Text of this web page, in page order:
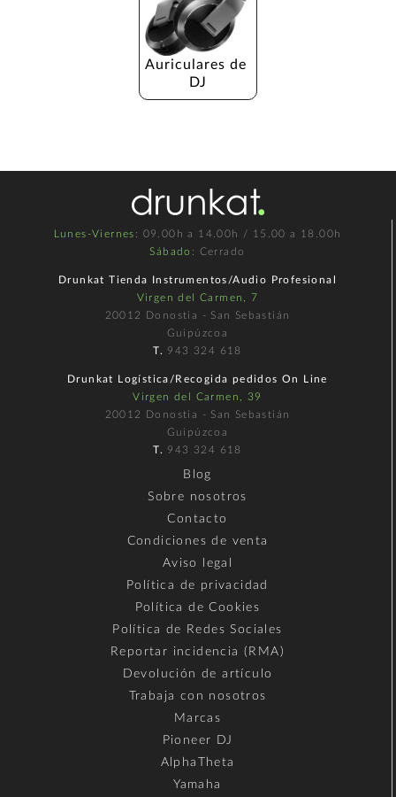
Auriculares de
DJ
Lunes-Viernes : 09.00h a 14.00h / 15.00 a 18.00h
Sábado : Cerrado
Drunkat Tienda Instrumentos/Audio Profesional
Virgen del Carmen, 7
20012 Donostia - San Sebastián
Guipúzcoa
T. 943 324 618
Drunkat Logística/Recogida pedidos On Line
Virgen del Carmen, 39
20012 Donostia - San Sebastián
Guipúzcoa
T. 943 324 618
Blog
Sobre nosotros
Contacto
Condiciones de venta
Aviso legal
Política de privacidad
Política de Cookies
Política de Redes Sociales
Reportar incidencia (RMA)
Devolución de artículo
Trabaja con nosotros
Marcas
Pioneer DJ
AlphaTheta
Yamaha